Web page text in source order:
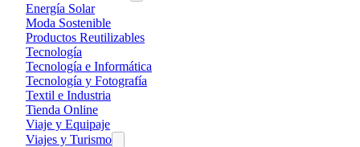
Energía Solar
Moda Sostenible
Productos Reutilizables
Tecnología
Tecnología e Informática
Tecnología y Fotografía
Textil e Industria
Tienda Online
Viaje y Equipaje
Viajes y Turismo